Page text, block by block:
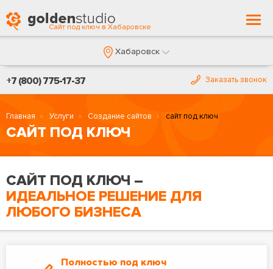
Сайт под ключ в Хабаровске
Хабаровск
+7 (800) 775-17-37 Заказать звонок
Главная Услуги Создание сайтов сайт под ключ
CАЙТ ПОД КЛЮЧ
CАЙТ ПОД КЛЮЧ –
ИДЕАЛЬНОЕ РЕШЕНИЕ ДЛЯ
ЛЮБОГО БИЗНЕСА
Полностью под ключ